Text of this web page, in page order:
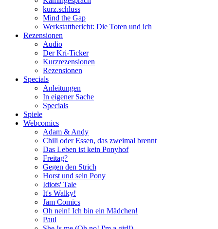
kurz.schluss
Mind the Gap
Werkstattbericht: Die Toten und ich
Rezensionen
Audio
Der Kri-Ticker
Kurzrezensionen
Rezensionen
Specials
Anleitungen
In eigener Sache
Specials
Spiele
Webcomics
Adam & Andy
Chili oder Essen, das zweimal brennt
Das Leben ist kein Ponyhof
Freitag?
Gegen den Strich
Horst und sein Pony
Idiots' Tale
It's Walky!
Jam Comics
Oh nein! Ich bin ein Mädchen!
Paul